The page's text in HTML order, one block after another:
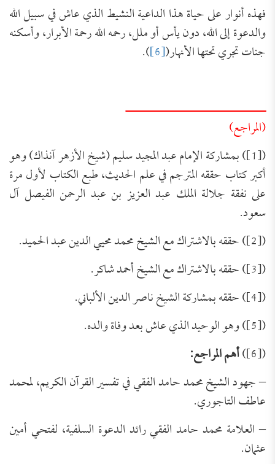
فهذه أنوار على حياة هذا الداعية النشيط الذي عاش في سبيل الله
والدعوة إلى الله، دون يأس أو ملل، رحمه الله رحمة الأبرار، وأسكنه
جنات تجري تحتها الأنهار([6]
).
ــــــــــــــــــــــــــــــــــــــ
(المراجع)
([1]) بمشاركة الإمام عبد المجيد سليم (شيخ الأزهر آنذاك) وهو
أكبر كتاب حققه المترجم في علم الحديث، طبع الكتاب لأول مرة
على نفقة جلالة الملك عبد العزيز بن عبد الرحمن الفيصل آل
سعود.
([2]) حققه بالاشتراك مع الشيخ محمد محيي الدين عبد الحميد.
([3]) حققه بالاشتراك مع الشيخ أحمد شاكر.
([4]) حققه بمشاركة الشيخ ناصر الدين الألباني.
([5]) وهو الوحيد الذي عاش بعد وفاة والده.
([6])
أهم المراجع:
– جهود الشيخ محمد حامد الفقي في تفسير القرآن الكريم، لمحمد
عاطف التاجوري.
– العلامة محمد حامد الفقي رائد الدعوة السلفية، لفتحي أمين
عثمان.